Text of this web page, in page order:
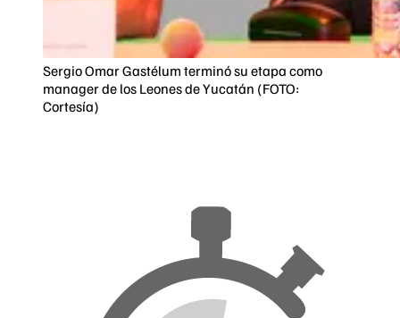
Sergio Omar Gastélum terminó su etapa como
manager de los Leones de Yucatán (FOTO:
Cortesía)